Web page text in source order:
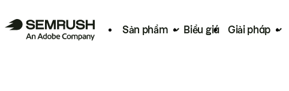
Sản phẩm Biểu giá Giải pháp